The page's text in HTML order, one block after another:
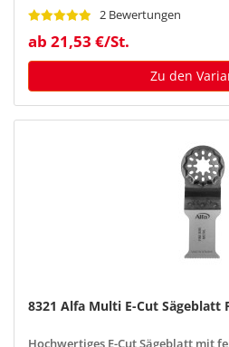
2 Bewertungen
ab 21,53 €/St.
Zu den
8321 Alfa Multi E-Cut Sägeblatt